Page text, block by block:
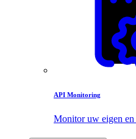
API Monitoring
Monitor uw eigen en